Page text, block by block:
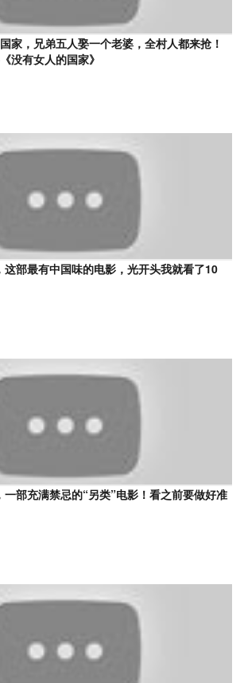
家，兄弟五人娶一个老婆，全村人都来抢！
没有女人的国家》
这部最有中国味的电影，光开头我就看了10
一部充满禁忌的“另类”电影！看之前要做好准